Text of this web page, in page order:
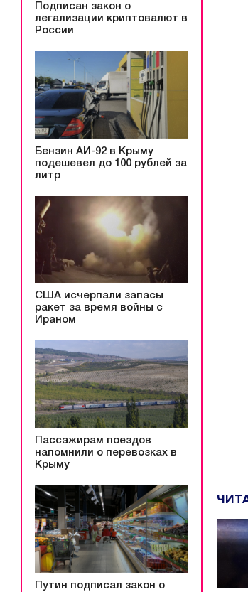
Подписан закон о
легализации криптовалют в
России
Бензин АИ-92 в Крыму
подешевел до 100 рублей за
литр
США исчерпали запасы
ракет за время войны с
Ираном
Пассажирам поездов
напомнили о перевозках в
Крыму
Путин подписал закон о